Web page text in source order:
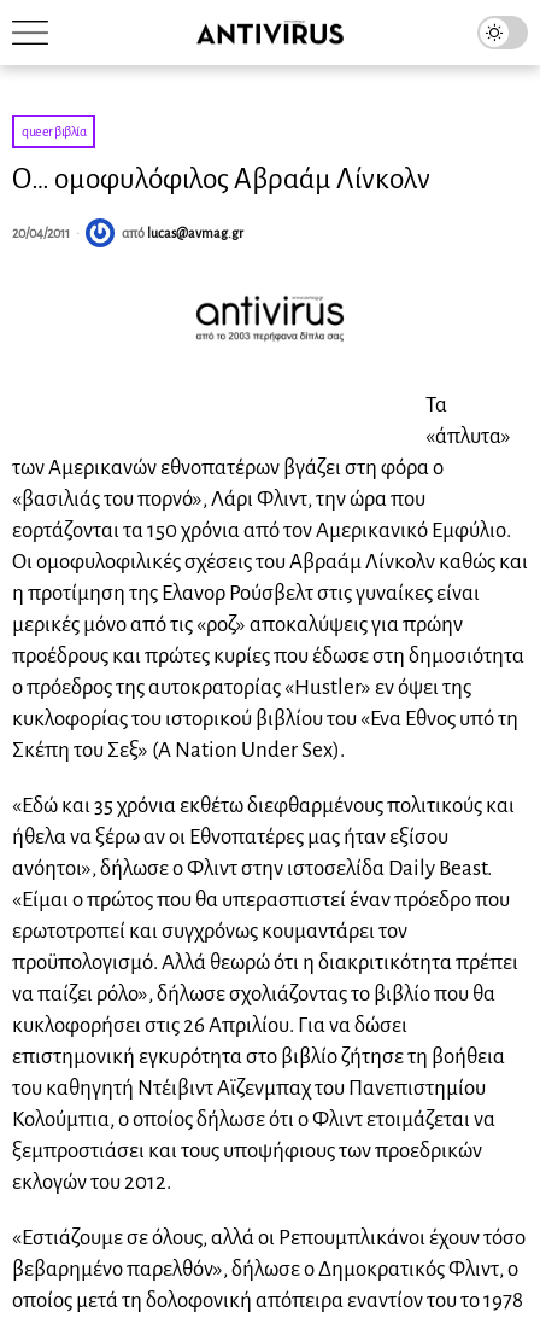
queer βιβλία
Ο… ομοφυλόφιλος Αβραάμ Λίνκολν
20/04/2011 από lucas@avmag.gr
Τα
«άπλυτα»
των Αμερικανών εθνοπατέρων βγάζει στη φόρα ο
«βασιλιάς του πορνό», Λάρι Φλιντ, την ώρα που
εορτάζονται τα 150 χρόνια από τον Αμερικανικό Εμφύλιο.
Οι ομοφυλοφιλικές σχέσεις του Αβραάμ Λίνκολν καθώς και
η προτίμηση της Ελανορ Ρούσβελτ στις γυναίκες είναι
μερικές μόνο από τις «ροζ» αποκαλύψεις για πρώην
προέδρους και πρώτες κυρίες που έδωσε στη δημοσιότητα
ο πρόεδρος της αυτοκρατορίας «Hustler» εν όψει της
κυκλοφορίας του ιστορικού βιβλίου του «Ενα Εθνος υπό τη
Σκέπη του Σεξ» (A Nation Under Sex).
«Εδώ και 35 χρόνια εκθέτω διεφθαρμένους πολιτικούς και
ήθελα να ξέρω αν οι Εθνοπατέρες μας ήταν εξίσου
ανόητοι», δήλωσε ο Φλιντ στην ιστοσελίδα Daily Beast.
«Είμαι ο πρώτος που θα υπερασπιστεί έναν πρόεδρο που
ερωτοτροπεί και συγχρόνως κουμαντάρει τον
προϋπολογισμό. Αλλά θεωρώ ότι η διακριτικότητα πρέπει
να παίζει ρόλο», δήλωσε σχολιάζοντας το βιβλίο που θα
κυκλοφορήσει στις 26 Απριλίου. Για να δώσει
επιστημονική εγκυρότητα στο βιβλίο ζήτησε τη βοήθεια
του καθηγητή Ντέιβιντ Αϊζενμπαχ του Πανεπιστημίου
Κολούμπια, ο οποίος δήλωσε ότι ο Φλιντ ετοιμάζεται να
ξεμπροστιάσει και τους υποψήφιους των προεδρικών
εκλογών του 2012.
«Εστιάζουμε σε όλους, αλλά οι Ρεπουμπλικάνοι έχουν τόσο
βεβαρημένο παρελθόν», δήλωσε ο Δημοκρατικός Φλιντ, ο
οποίος μετά τη δολοφονική απόπειρα εναντίον του το 1978